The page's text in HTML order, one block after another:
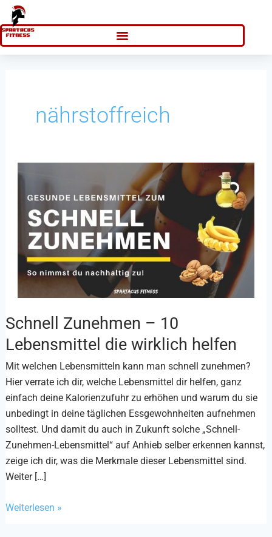
Zum
Inhalt
springen
nährstoffreich
Schnell Zunehmen – 10
Lebensmittel die wirklich helfen
Mit welchen Lebensmitteln kann man schnell zunehmen?
Hier verrate ich dir, welche Lebensmittel dir helfen, ganz
einfach deine Kalorienzufuhr zu erhöhen und warum du sie
unbedingt in deine täglichen Essgewohnheiten aufnehmen
solltest. Und damit du auch in Zukunft solche „Schnell-
Zunehmen-Lebensmittel“ auf Anhieb selber erkennen kannst,
zeige ich dir, was die Merkmale dieser Lebensmittel sind.
Weiter […]
Schnell
Zunehmen
–
10
Lebensmittel
die
wirklich
helfen
Weiterlesen »